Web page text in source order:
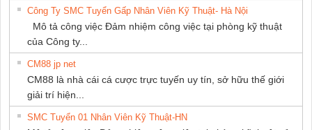
Công Ty SMC Tuyển Gấp Nhân Viên Kỹ Thuật- Hà Nội
Mô tả công việc Đảm nhiệm công việc tại phòng kỹ thuật
của Công ty...
CM88 jp net
CM88 là nhà cái cá cược trực tuyến uy tín, sở hữu thế giới
giải trí hiện...
SMC Tuyển 01 Nhân Viên Kỹ Thuật-HN